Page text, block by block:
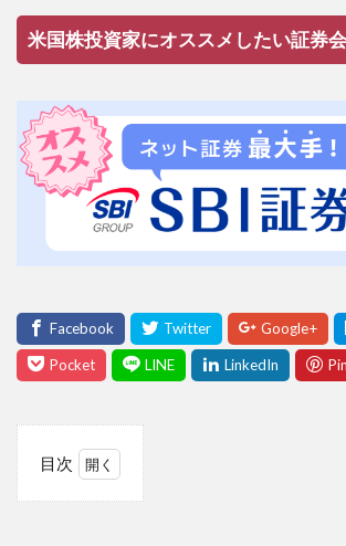
米国株投資家にオススメしたい証券会
目次